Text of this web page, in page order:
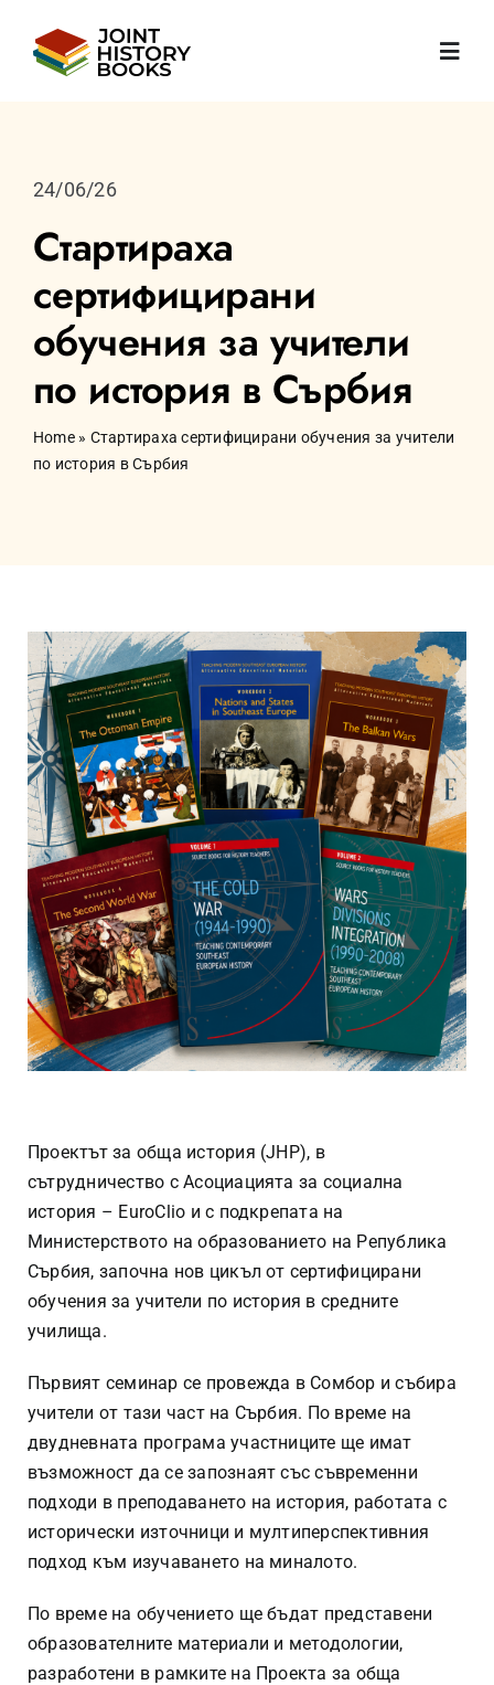
content
Новини
УЧЕБНИЦИ
Публикации
Български
24/06/26
Стартираха
сертифицирани
обучения за учители
по история в Сърбия
Home» Стартираха сертифицирани обучения за учители
по история в Сърбия
Проектът за обща история (JHP), в
сътрудничество с Асоциацията за социална
история – EuroClio и с подкрепата на
Министерството на образованието на Република
Сърбия, започна нов цикъл от сертифицирани
обучения за учители по история в средните
училища.
Първият семинар се провежда в Сомбор и събира
учители от тази част на Сърбия. По време на
двудневната програма участниците ще имат
възможност да се запознаят със съвременни
подходи в преподаването на история, работата с
исторически източници и мултиперспективния
подход към изучаването на миналото.
По време на обучението ще бъдат представени
образователните материали и методологии,
разработени в рамките на Проекта за обща